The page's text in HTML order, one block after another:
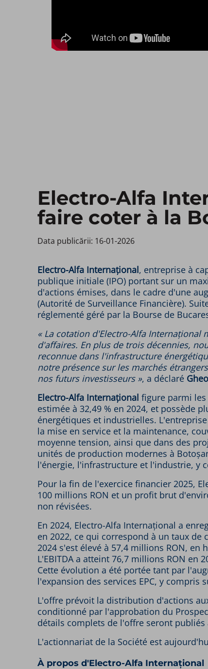
Electro-Alfa
faire coter à la
Data publicării: 16-01-2026 ​
Electro-Alfa Internațional, entreprise à
publique initiale (IPO) portant sur un
d'actions émises, dans le cadre d'une
(Autorité de Surveillance Financière).
réglementé géré par la Bourse de
« La cotation d'Electro-Alfa
d'affaires. En plus de trois décennies,
reconnue dans l'infrastructure
notre présence sur les marchés
nos futurs investisseurs », a déclaré
Electro-Alfa Internațional figure parmi
estimée à 32,49 % en 2024, et possède
énergétiques et industrielles.
la mise en service et la maintenance,
moyenne tension, ainsi que dans des
unités de production modernes à
l'énergie, l'infrastructure et l'industrie, y
Pour la fin de l'exercice financier 2025,
100 millions RON et un profit brut
non révisées.
En 2024, Electro-Alfa Internațional a
en 2022, ce qui correspond à un taux de
2024 s'est élevé à 57,4 millions RON, en
L'EBITDA a atteint 76,7 millions RON en
Cette évolution a été portée tant par
l'expansion des services EPC, y compris
L'offre prévoit la distribution d'actions
conditionné par l'approbation du
détails complets de l'offre seront
L'actionnariat de la Société est
À propos d'Electro-Alfa Internațional